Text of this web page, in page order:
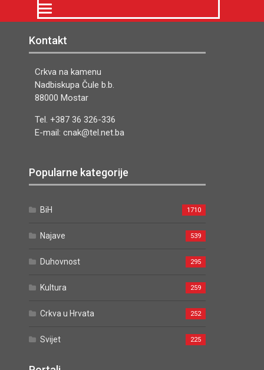
Kontakt
Crkva na kamenu
Nadbiskupa Čule b.b.
88000 Mostar
Tel. +387 36 326-336
E-mail: cnak@tel.net.ba
Popularne kategorije
BiH 1710
Najave 539
Duhovnost 295
Kultura 259
Crkva u Hrvata 252
Svijet 225